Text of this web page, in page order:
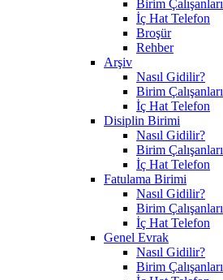
Birim Çalışanları
İç Hat Telefon
Broşür
Rehber
Arşiv
Nasıl Gidilir?
Birim Çalışanları
İç Hat Telefon
Disiplin Birimi
Nasıl Gidilir?
Birim Çalışanları
İç Hat Telefon
Fatulama Birimi
Nasıl Gidilir?
Birim Çalışanları
İç Hat Telefon
Genel Evrak
Nasıl Gidilir?
Birim Çalışanları